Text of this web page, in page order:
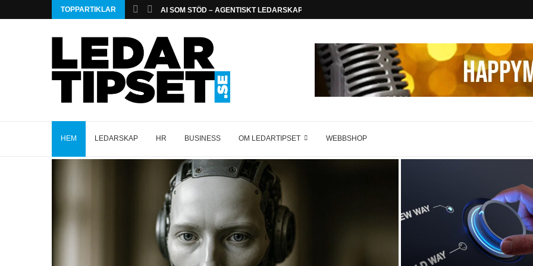
TOPPARTIKLAR AI SOM STÖD – AGENTISKT LEDARSKAP FÖR FRAMTIDEN
HEM LEDARSKAP HR BUSINESS OM LEDARTIPSET WEBBSHOP
Förändringsledning: En